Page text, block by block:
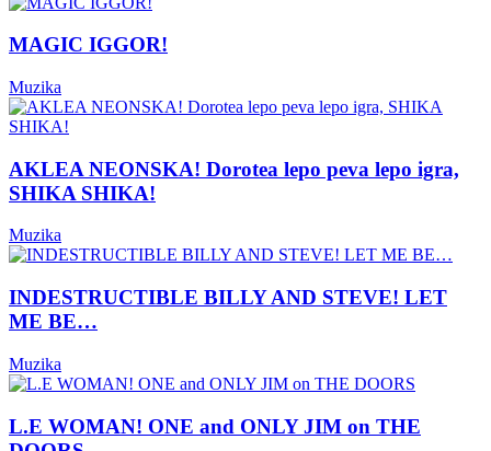
MAGIC IGGOR!
Muzika
AKLEA NEONSKA! Dorotea lepo peva lepo igra,
SHIKA SHIKA!
Muzika
INDESTRUCTIBLE BILLY AND STEVE! LET
ME BE…
Muzika
L.E WOMAN! ONE and ONLY JIM on THE